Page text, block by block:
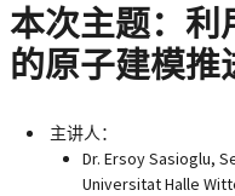
本次主题：利
的原子建模推
主讲人：
Dr. Ersoy Sasioglu,
Universitat Halle